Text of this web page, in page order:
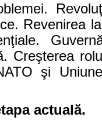
Revenirea
Creşterea
şi
actuală.